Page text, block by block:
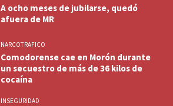
A ocho meses de jubilarse, quedó
afuera de MR
NARCOTRAFICO
Comodorense cae en Morón durante
un secuestro de más de 36 kilos de
cocaína
INSEGURIDAD